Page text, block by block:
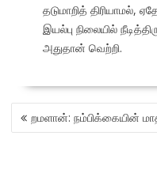
தடுமாறித் திரியாமல்,
இயல்பு நிலையில்
அதுதான் வெற்றி.
POST
NAVIGATION
றமளான்: நம்பிக்கையின்